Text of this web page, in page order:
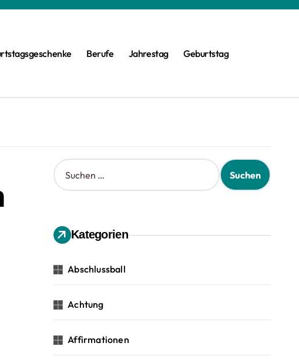
Berufe Jahrestag Geburtstag
S
u
n
n
c
Kategorien
Abschlussball
Achtung
Affirmationen